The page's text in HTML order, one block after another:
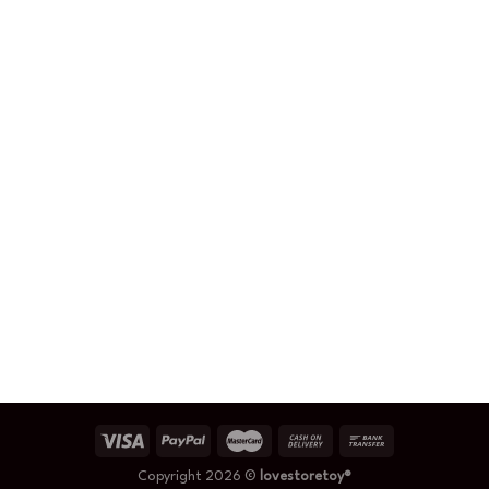
Copyright 2026 © lovestoretoy®